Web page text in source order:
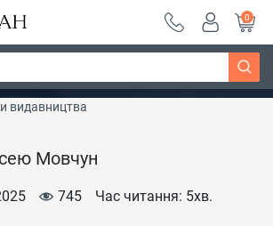
200 грн ~ 250 грн ~
РОЗПРОДАЖ
Дізнатись більше
0
видавництва
Мовчун
745 Час читання: 5хв.